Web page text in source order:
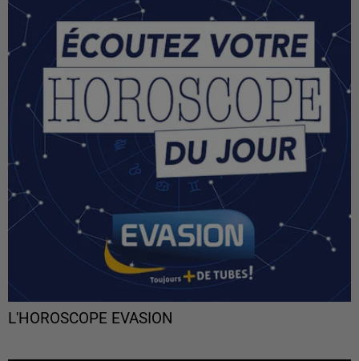
L'HOROSCOPE EVASION